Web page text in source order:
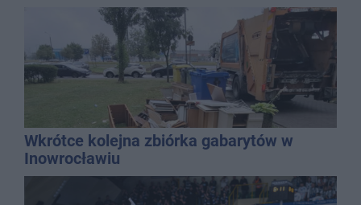
Wkrótce kolejna zbiórka gabarytów w
Inowrocławiu